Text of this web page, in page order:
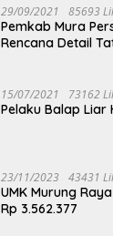
29/09/2021 85693
Pemkab Mura
Rencana Detail
15/07/2021 73162
Pelaku Balap Liar
23/11/2023 43431
UMK Murung
Rp 3.562.377